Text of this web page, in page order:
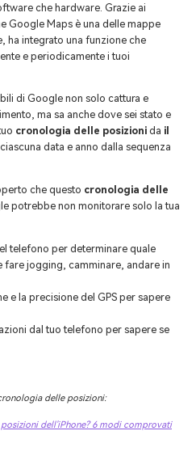
che hardware. Grazie ai
Google Maps è una delle mappe
ha integrato una funzione che
e periodicamente i tuoi
di Google non solo cattura e
ma sa anche dove sei stato e
cronologia delle posizioni da il
data e anno dalla sequenza
che questo cronologia delle
potrebbe non monitorare solo la tua
telefono per determinare quale
jogging, camminare, andare in
e la precisione del GPS per sapere
dal tuo telefono per sapere se
delle posizioni:
dell'iPhone? 6 modi comprovati